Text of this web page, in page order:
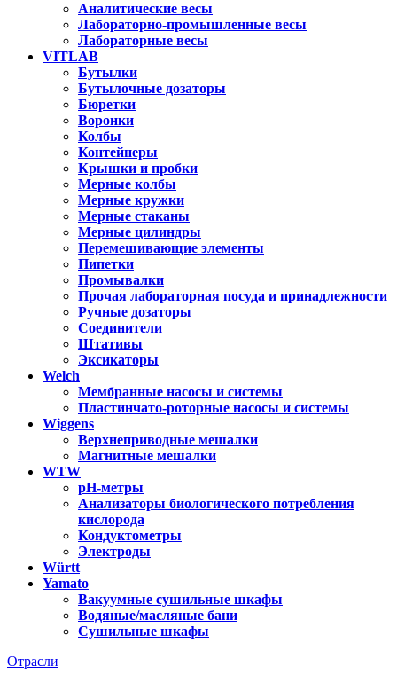
Аналитические весы
Лабораторно-промышленные весы
Лабораторные весы
VITLAB
Бутылки
Бутылочные дозаторы
Бюретки
Воронки
Колбы
Контейнеры
Крышки и пробки
Мерные колбы
Мерные кружки
Мерные стаканы
Мерные цилиндры
Перемешивающие элементы
Пипетки
Промывалки
Прочая лабораторная посуда и принадлежности
Ручные дозаторы
Соединители
Штативы
Эксикаторы
Welch
Мембранные насосы и системы
Пластинчато-роторные насосы и системы
Wiggens
Верхнеприводные мешалки
Магнитные мешалки
WTW
pH-метры
Анализаторы биологического потребления
кислорода
Кондуктометры
Электроды
Württ
Yamato
Вакуумные сушильные шкафы
Водяные/масляные бани
Сушильные шкафы
Отрасли